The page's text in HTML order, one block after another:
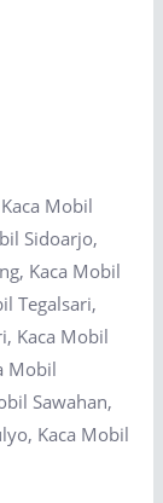
Mobil
Sidoarjo,
Kaca Mobil
Tegalsari,
Kaca Mobil
Mobil
Sawahan,
Kaca Mobil